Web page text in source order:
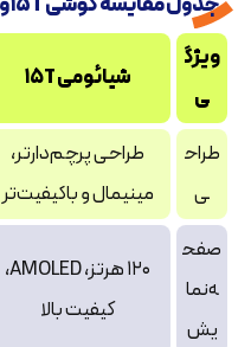
ویژگ
ی
شیائومی ۱۵T
طراح
ی
طراحی پرچم‌دارتر،
مینیمال و باکیفیت‌تر
صفح
ه‌نما
یش
۱۲۰ هرتز، AMOLED،
کیفیت بالا